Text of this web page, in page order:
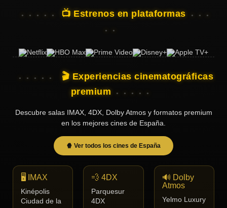
📺 Estrenos en plataformas
🎬 Experiencias cinematográficas
premium
Descubre salas IMAX, 4DX, Dolby Atmos y formatos premium
en los mejores cines de España.
🍿 Ver todos los cines de España
🖥️ IMAX
Kinépolis
Ciudad de la
💨 4DX
Parquesur
4DX
🔊 Dolby
Atmos
Yelmo Luxury